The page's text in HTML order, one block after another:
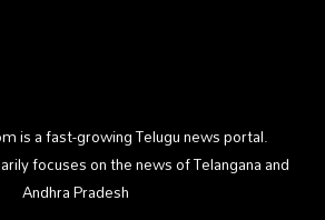
is a fast-growing Telugu news portal.
focuses on the news of Telangana and
Andhra Pradesh